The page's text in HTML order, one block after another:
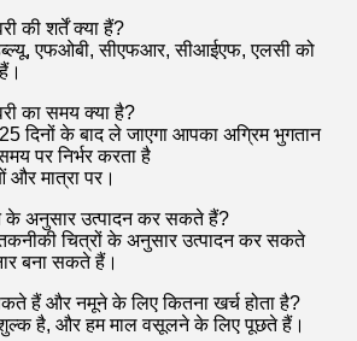
की शर्तें क्या हैं?
एफओबी, सीएफआर, सीआईएफ, एलसी को
का समय क्या है?
दिनों के बाद ले जाएगा आपका अग्रिम भुगतान
पर निर्भर करता है
मात्रा पर।
के अनुसार उत्पादन कर सकते हैं?
चित्रों के अनुसार उत्पादन कर सकते
बना सकते हैं।
हैं और नमूने के लिए कितना खर्च होता है?
है, और हम माल वसूलने के लिए पूछते हैं।